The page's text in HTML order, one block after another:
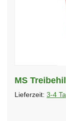
MS
Lieferzeit: 3-4